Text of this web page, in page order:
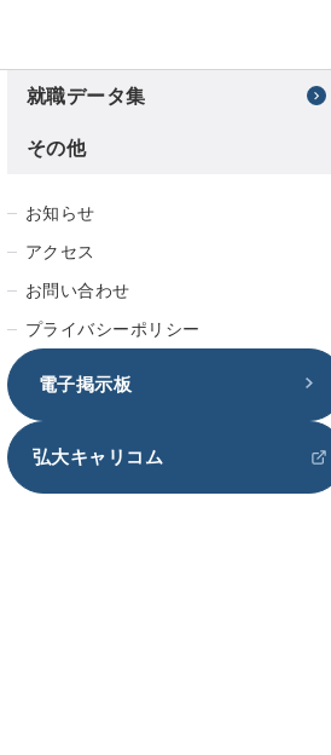
就職データ集
その他
お知らせ
アクセス
お問い合わせ
プライバシーポリシー
電子掲示板
弘大キャリコム